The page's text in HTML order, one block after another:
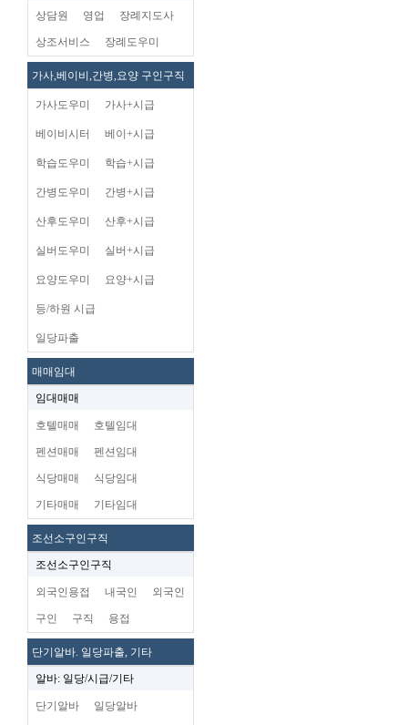
상담원 영업 장례지도사
상조서비스 장례도우미
가사,베이비,간병,요양 구인구직
가사도우미 가사+시급
베이비시터 베이+시급
학습도우미 학습+시급
간병도우미 간병+시급
산후도우미 산후+시급
실버도우미 실버+시급
요양도우미 요양+시급
등/하원 시급
일당파출
매매임대
임대매매
호텔매매 호텔임대
펜션매매 펜션임대
식당매매 식당임대
기타매매 기타임대
조선소구인구직
조선소구인구직
외국인용접 내국인 외국인
구인 구직 용접
단기알바. 일당파출, 기타
알바: 일당/시급/기타
단기알바 일당알바